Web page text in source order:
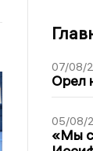
07/08/
Орел
05/08/
«Мы